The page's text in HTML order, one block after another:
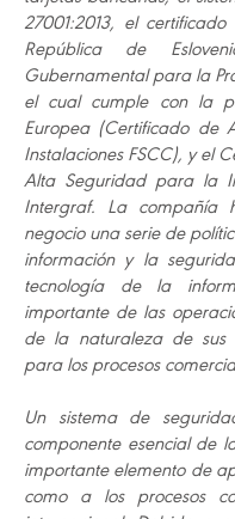
27001:2013, el
República de
Gubernamental para la
el cual cumple con la
Europea (Certificado de
Instalaciones FSCC), y el
Alta Seguridad para la
Intergraf. La compañía
negocio una serie de
información y la
tecnología de la
importante de las
de la naturaleza de sus
para los procesos
Un sistema de
componente esencial de
importante elemento de
como a los procesos